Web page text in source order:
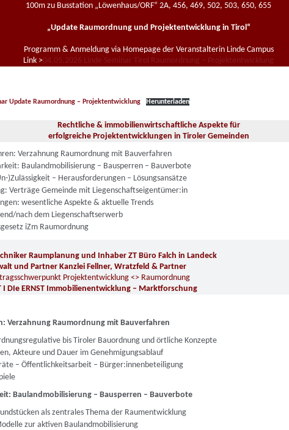
100m zu Busstation „Löwenhaus/ORF“ 2A, 456, 469, 502, 503, 650, 655
„Update Raumordnung und Projektentwicklung in Tirol“
Programm & Anmeldung via Homepage der Veranstalterin Linde Campus
Link >04.05.2026 Linde Seminar Tirol Raumordnung – Projektentwicklung
Update Raumordnung – Projektentwicklung Herunterladen
Rechtliche & immobilienwirtschaftliche Aspekte für
erfolgreiche Projektentwicklungen in Tiroler Gemeinden
Verzahnung Raumordnung mit Bauverfahren
Baulandmobilisierung – Bausperren – Bauverbote
)Zulässigkeit – Herausforderungen – Lösungsansätze
Verträge Gemeinde mit Liegenschaftseigentümer:in
wesentliche Aspekte & aktuelle Trends
nach dem Liegenschaftserwerb
iZm Raumordnung
Raumplanung und Inhaber ZT Büro Falch in Landeck
und Partner Kanzlei Fellner, Wratzfeld & Partner
Projektentwicklung <> Raumordnung
I DIe ERNST Immobilienentwicklung – Marktforschung
Verzahnung Raumordnung mit Bauverfahren
bis Tiroler Bauordnung und örtliche Konzepte
Akteure und Dauer im Genehmigungsablauf
– Öffentlichkeitsarbeit – Bürger:innenbeteiligung
Baulandmobilisierung – Bausperren – Bauverbote
als zentrales Thema der Raumentwicklung
zur aktiven Baulandmobilisierung